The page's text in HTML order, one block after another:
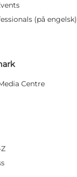
(på engelsk)
Centre